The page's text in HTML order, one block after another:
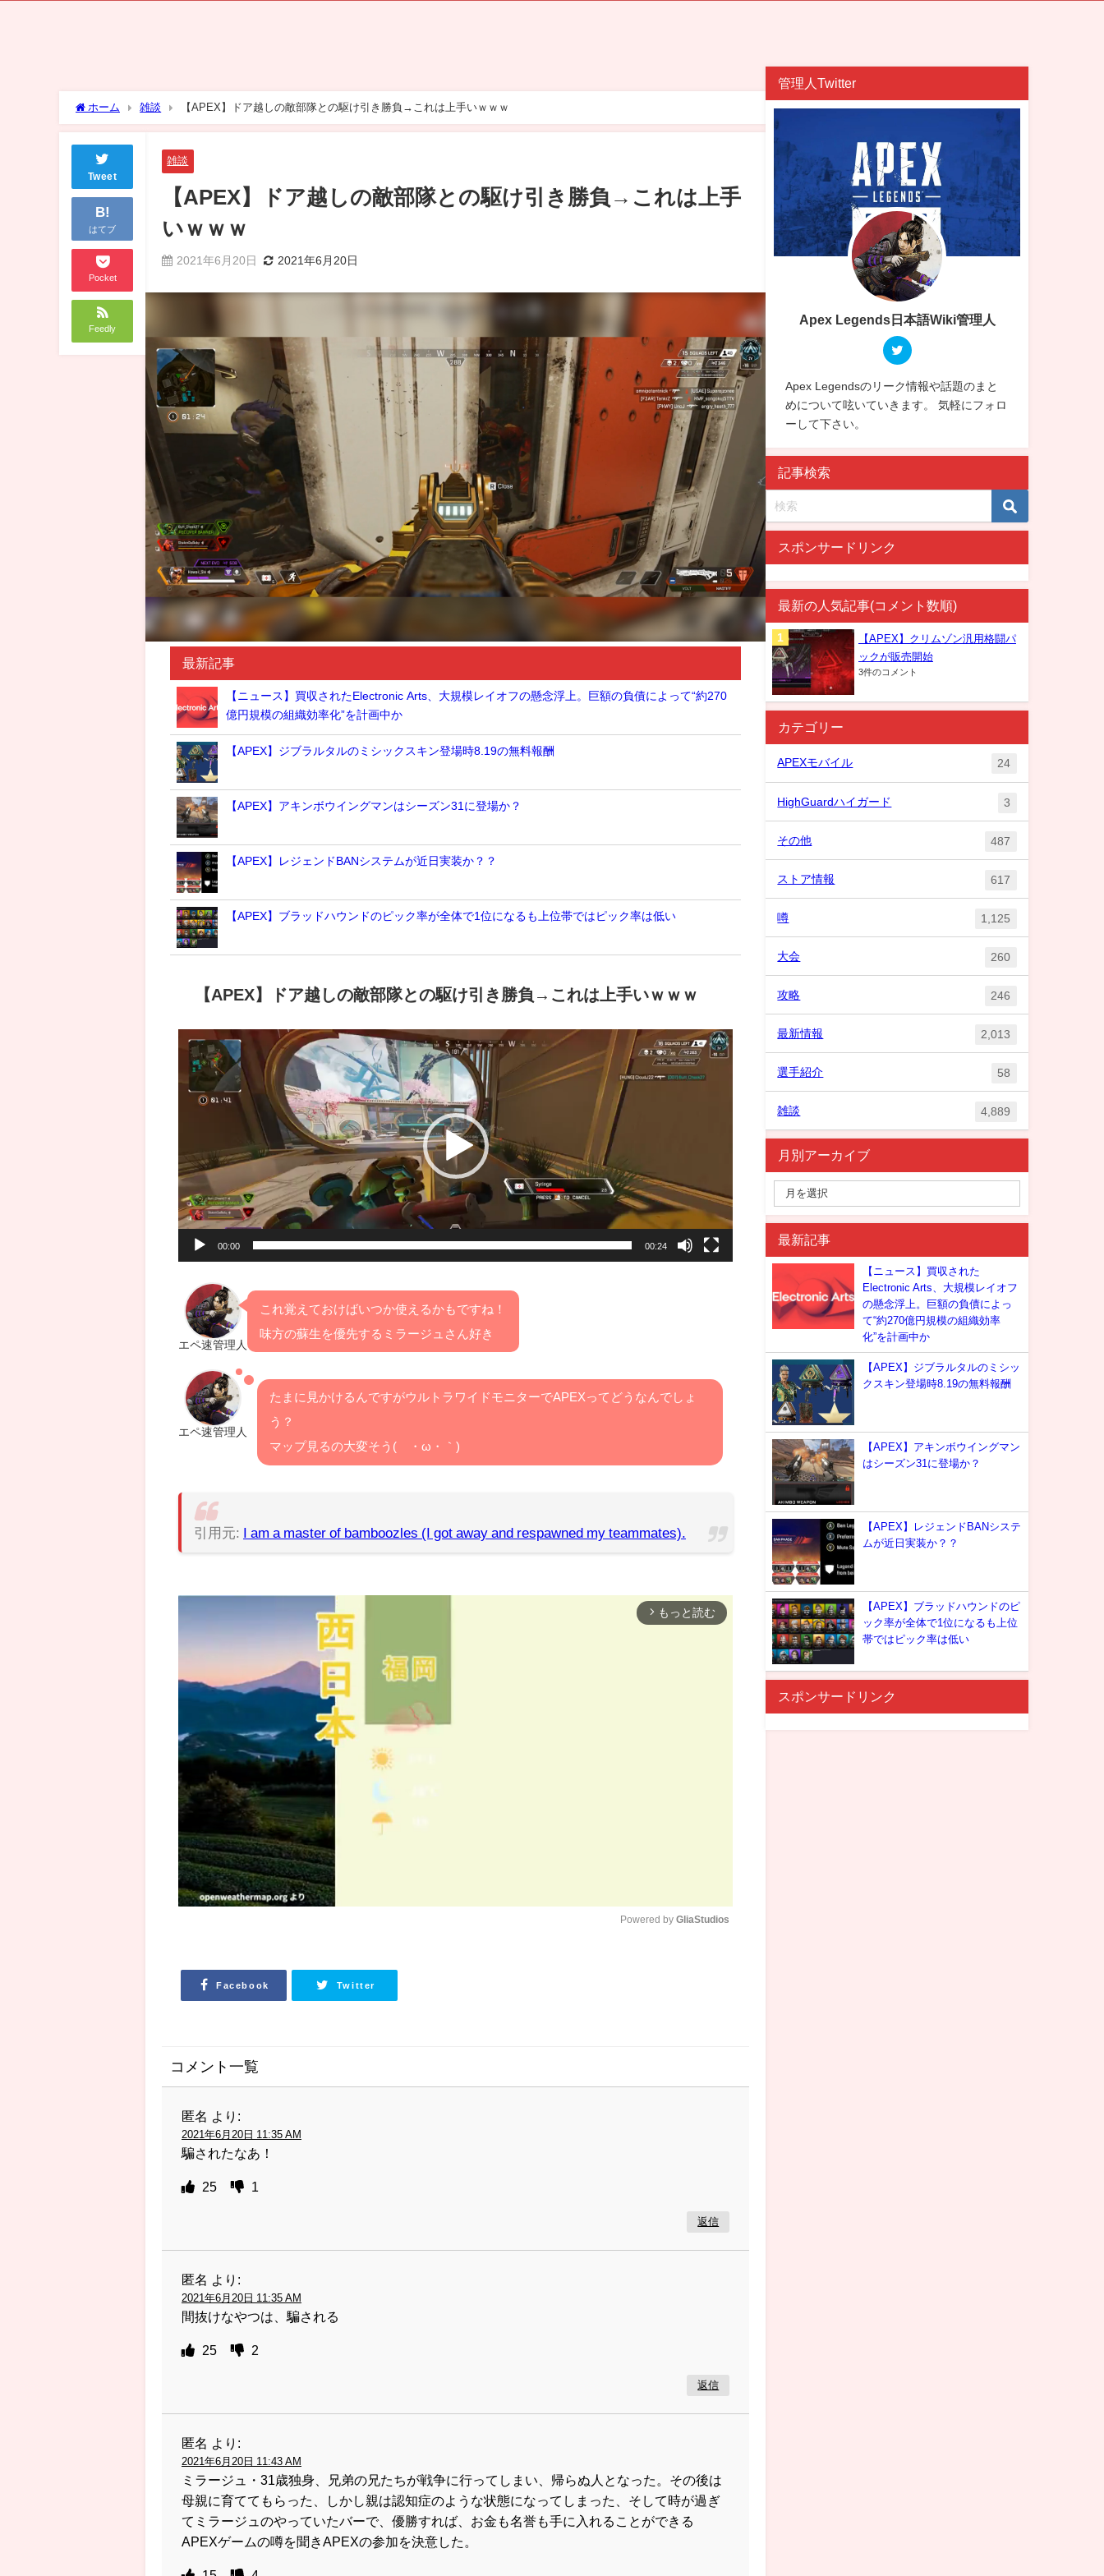
ホーム 雑談 【APEX】ドア越しの敵部隊との駆け引き勝負→これは上手いｗｗｗ
Tweet
B!
はてブ
Pocket
Feedly
雑談
【APEX】ドア越しの敵部隊との駆け引き勝負→これは上手
いｗｗｗ
2021年6月20日 2021年6月20日
最新記事
【ニュース】買収されたElectronic Arts、大規模レイオフの懸念浮上。巨額の負債によって“約270
億円規模の組織効率化”を計画中か
【APEX】ジブラルタルのミシックスキン登場時8.19の無料報酬
【APEX】アキンボウイングマンはシーズン31に登場か？
【APEX】レジェンドBANシステムが近日実装か？？
【APEX】ブラッドハウンドのピック率が全体で1位になるも上位帯ではピック率は低い
【APEX】ドア越しの敵部隊との駆け引き勝負→これは上手いｗｗｗ
動
プ
ヤ
ー
00:00 00:24
エペ速管理人
これ覚えておけばいつか使えるかもですね！
味方の蘇生を優先するミラージュさん好き
エペ速管理人
たまに見かけるんですがウルトラワイドモニターでAPEXってどうなんでしょ
う？
マップ見るの大変そう(´・ω・｀)
引用元: I am a master of bamboozles (I got away and respawned my teammates).
arrow_forward_ios もっと読む
Powered by GliaStudios
Facebook Twitter
コメント一覧
匿名 より:
2021年6月20日 11:35 AM
騙されたなあ！
25 1
返信
匿名 より:
2021年6月20日 11:35 AM
間抜けなやつは、騙される
25 2
返信
匿名 より:
2021年6月20日 11:43 AM
ミラージュ・31歳独身、兄弟の兄たちが戦争に行ってしまい、帰らぬ人となった。その後は
母親に育ててもらった、しかし親は認知症のような状態になってしまった、そして時が過ぎ
てミラージュのやっていたバーで、優勝すれば、お金も名誉も手に入れることができる
APEXゲームの噂を聞きAPEXの参加を決意した。
管理人Twitter
Apex Legends日本語Wiki管理人
Apex Legendsのリーク情報や話題のまと
めについて呟いていきます。 気軽にフォロ
ーして下さい。
記事検索
スポンサードリンク
最新の人気記事(コメント数順)
【APEX】クリムゾン汎用格闘パ
ックが販売開始
3件のコメント
カテゴリー
APEXモバイル 24
HighGuardハイガード 3
その他 487
ストア情報 617
噂 1,125
大会 260
攻略 246
最新情報 2,013
選手紹介 58
雑談 4,889
月別アーカイブ
最新記事
【ニュース】買収された
Electronic Arts、大規模レイオフ
の懸念浮上。巨額の負債によっ
て“約270億円規模の組織効率
化”を計画中か
【APEX】ジブラルタルのミシッ
クスキン登場時8.19の無料報酬
【APEX】アキンボウイングマン
はシーズン31に登場か？
【APEX】レジェンドBANシステ
ムが近日実装か？？
【APEX】ブラッドハウンドのピ
ック率が全体で1位になるも上位
帯ではピック率は低い
スポンサードリンク